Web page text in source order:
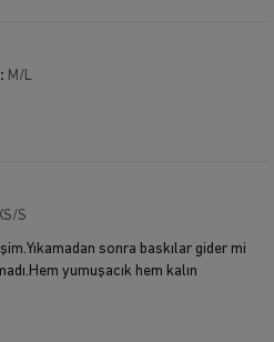
M/L
S
sonra baskılar gider mi
yumuşacık hem kalın